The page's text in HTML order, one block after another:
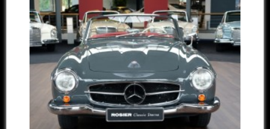
Other manufacturers
Sold Cars
Connect
Imprint
Disclaimer